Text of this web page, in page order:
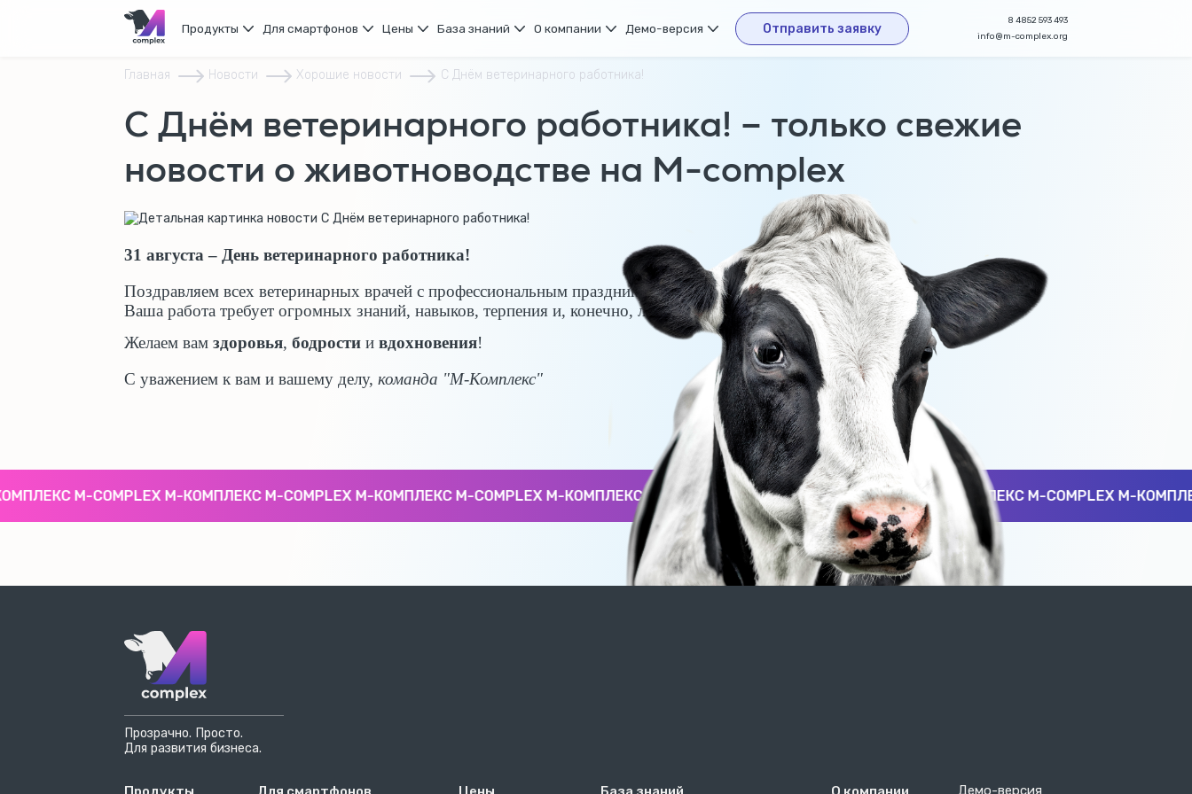
Продукты Для смартфонов Цены База знаний О компании Демо-версия Отправить заявку
8 4852 593 493
info@m-complex.org
Главная Новости Хорошие новости С Днём ветеринарного работника!
С Днём ветеринарного работника! – только свежие
новости о животноводстве на M-complex
31 августа – День ветеринарного работника!
Поздравляем всех ветеринарных врачей с профессиональным праздником!
Ваша работа требует огромных знаний, навыков, терпения и, конечно, любви к животным!
Желаем вамздоровья,бодрости ивдохновения!
С уважением к вам и вашему делу,команда "М-Комплекс"
M-COMPLEX М-КОМПЛЕКС M-COMPLEX М-КОМПЛЕКС M-COMPLEX М-КОМПЛЕКС M-COMPLEX М-КОМПЛЕКС M-COMPLEX М-КОМПЛЕКС M-COMPLEX М-
Прозрачно. Просто.
Для развития бизнеса.
Демо-версия